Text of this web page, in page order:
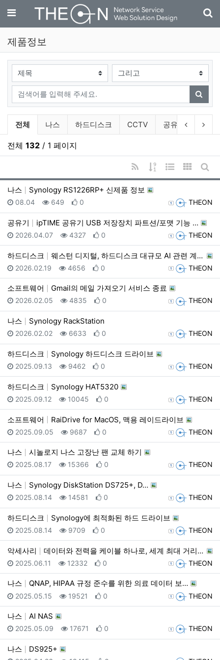
메뉴
제품정보
검색대상
검색어
검색
제품정보 분류 목록
전체 나스 하드디스크 CCTV 공유기 악세
이전 분류
다
전체 132 / 1 페이지
RSS
게시물 정렬
웹진 스타일
갤러리게
나스
Synology RS1226RP+ 신제품 정보
등록자 THEON
등록일
08.04 조회
649 추천
0
공유기 ipTIME 공유기 USB 저장장치 파트션/포맷 기능 …
등록자 THEON
등록일
2026.04.07 조회
4327 추천
0
하드디스크 웨스턴 디지털, 하드디스크 대규모 AI 관련 계약 발표…
등록자 THEON
등록일
2026.02.19 조회
4656 추천
0
소프트웨어 Gmail의 메일 가져오기 서비스 종료
등록자 THEON
등록일
2026.02.05 조회
4835 추천
0
나스 Synology RackStation
등록자 THEON
등록일
2026.02.02 조회
6633 추천
0
하드디스크 Synology 하드디스크 드라이브
등록자 THEON
등록일
2025.09.13 조회
9462 추천
0
하드디스크 Synology HAT5320
등록자 THEON
등록일
2025.09.12 조회
10045 추천
0
소프트웨어 RaiDrive for MacOS, 맥용 레이드라이브
등록자 THEON
등록일
2025.09.05 조회
9687 추천
0
나스 시놀로지 나스 고장난 팬 교체 하기
등록자 THEON
등록일
2025.08.17 조회
15366 추천
0
나스 Synology DiskStation DS725+, D…
등록자 THEON
등록일
2025.08.14 조회
14581 추천
0
하드디스크 Synology에 최적화된 하드 드라이브
등록자 THEON
등록일
2025.08.14 조회
9709 추천
0
악세사리 데이터와 전력을 케이블 하나로, 세계 최대 거리 전송 …
등록자 THEON
등록일
2025.06.11 조회
12332 추천
0
나스 QNAP, HIPAA 규정 준수를 위한 의료 데이터 보…
등록자 THEON
등록일
2025.05.15 조회
19521 추천
0
나스 AI NAS
등록자 THEON
등록일
2025.05.09 조회
17671 추천
0
나스 DS925+